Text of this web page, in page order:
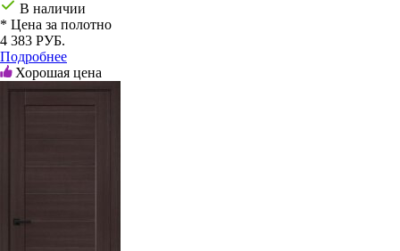
В наличии
* Цена за полотно
4 383 РУБ.
Подробнее
Хорошая цена